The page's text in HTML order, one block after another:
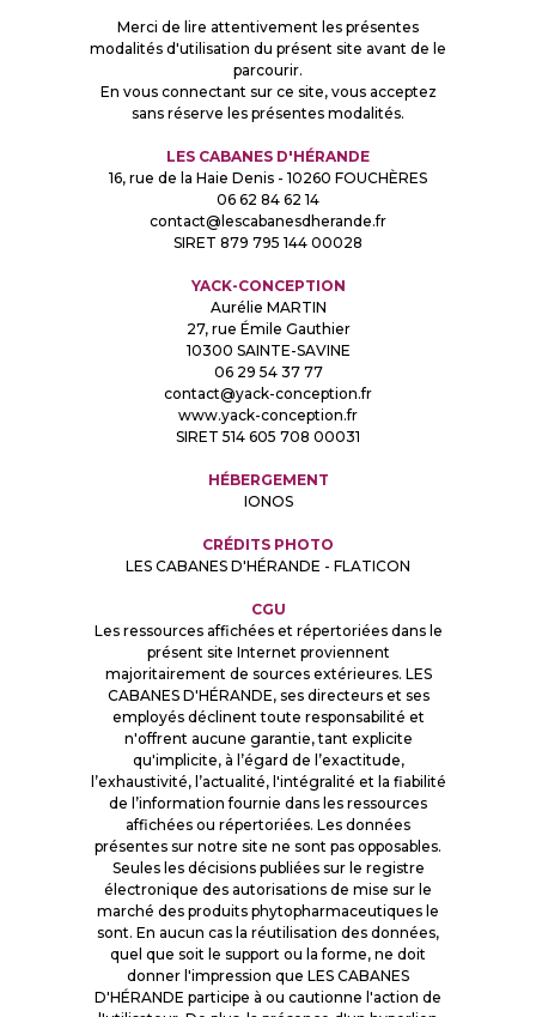
Merci de lire attentivement les présentes
modalités d'utilisation du présent site avant de le
parcourir.
En vous connectant sur ce site, vous acceptez
sans réserve les présentes modalités.
LES CABANES D'HÉRANDE
16, rue de la Haie Denis - 10260 FOUCHÈRES
06 62 84 62 14
contact@lescabanesdherande.fr
SIRET 879 795 144 00028
YACK-CONCEPTION
Aurélie MARTIN
27, rue Émile Gauthier
10300 SAINTE-SAVINE
06 29 54 37 77
contact@yack-conception.fr
www.yack-conception.fr
SIRET 514 605 708 00031
HÉBERGEMENT
IONOS
CRÉDITS PHOTO
LES CABANES D'HÉRANDE - FLATICON
CGU
Les ressources affichées et répertoriées dans le
présent site Internet proviennent
majoritairement de sources extérieures. LES
CABANES D'HÉRANDE, ses directeurs et ses
employés déclinent toute responsabilité et
n'offrent aucune garantie, tant explicite
qu'implicite, à l’égard de l’exactitude,
l’exhaustivité, l’actualité, l'intégralité et la fiabilité
de l’information fournie dans les ressources
affichées ou répertoriées. Les données
présentes sur notre site ne sont pas opposables.
Seules les décisions publiées sur le registre
électronique des autorisations de mise sur le
marché des produits phytopharmaceutiques le
sont. En aucun cas la réutilisation des données,
quel que soit le support ou la forme, ne doit
donner l'impression que LES CABANES
D'HÉRANDE participe à ou cautionne l'action de